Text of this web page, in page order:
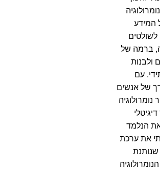
המידע
לשולטים
ברמה של
ולבנות
עם
של אנשים
את הנלמד
את ערכת
שנותנת